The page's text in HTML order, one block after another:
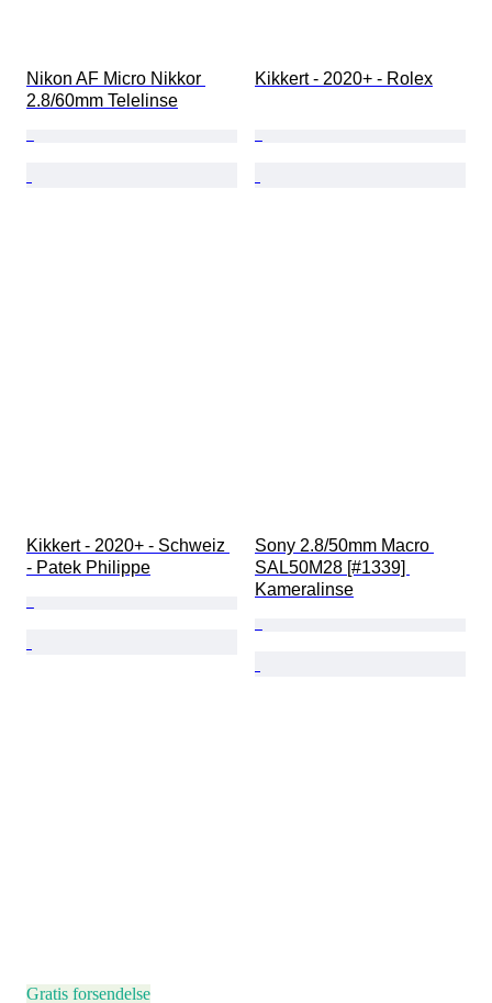
Nikon AF Micro Nikkor
2.8/60mm Telelinse
Kikkert - 2020+ - Rolex
Kikkert - 2020+ - Schweiz
- Patek Philippe
Sony 2.8/50mm Macro
SAL50M28 [#1339]
Kameralinse
Gratis forsendelse